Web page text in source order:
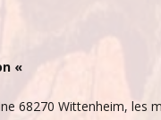
«
68270 Wittenheim, les